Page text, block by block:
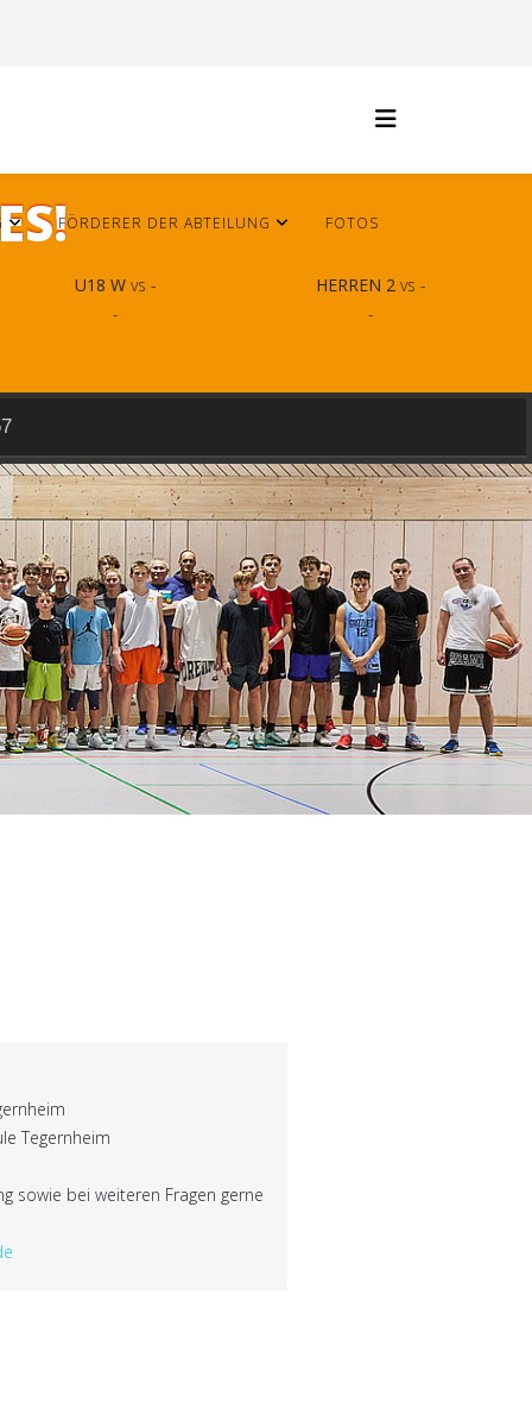
FÖRDERER DER ABTEILUNG FOTOS
U18 W vs -
-
HERREN 2 vs -
-
Tegernheim
sowie bei weiteren Fragen gerne